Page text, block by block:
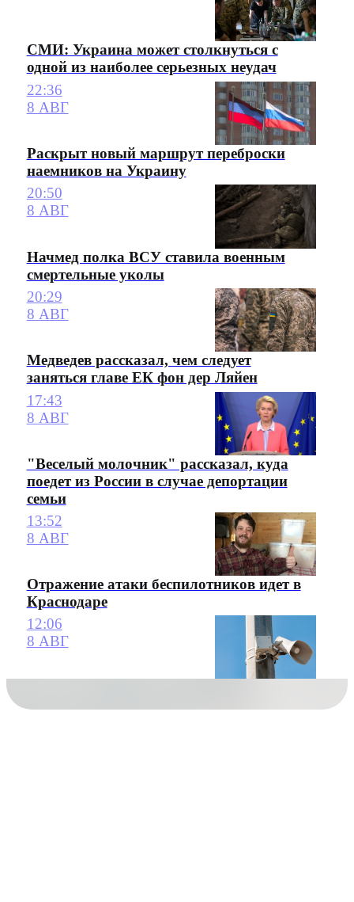
СМИ: Украина может столкнуться с
одной из наиболее серьезных неудач
22:36
8 АВГ
Раскрыт новый маршрут переброски
наемников на Украину
20:50
8 АВГ
Начмед полка ВСУ ставила военным
смертельные уколы
20:29
8 АВГ
Медведев рассказал, чем следует
заняться главе ЕК фон дер Ляйен
17:43
8 АВГ
"Веселый молочник" рассказал, куда
поедет из России в случае депортации
семьи
13:52
8 АВГ
Отражение атаки беспилотников идет в
Краснодаре
12:06
8 АВГ